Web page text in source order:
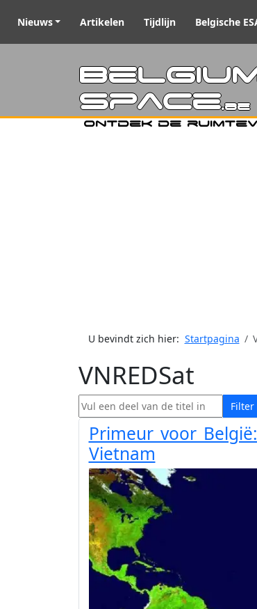
Nieuws Artikelen Tijdlijn Belgische
Space.be
Ontdek de
U bevindt zich hier: Startpagina
VNREDSat
Vul een deel van de titel in Filter
Primeur voor
Vietnam